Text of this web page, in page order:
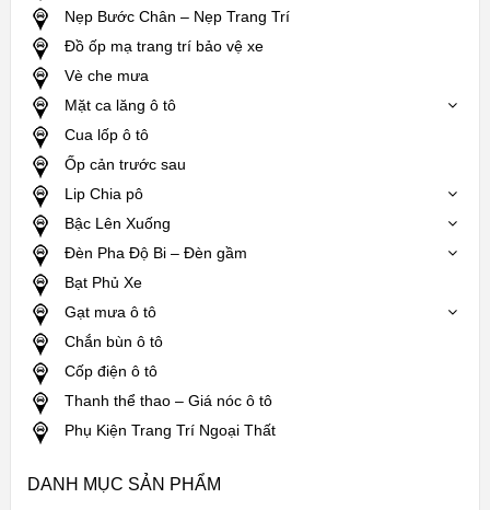
Nẹp Bước Chân – Nẹp Trang Trí
Đồ ốp mạ trang trí bảo vệ xe
Vè che mưa
Mặt ca lăng ô tô
Cua lốp ô tô
Ốp cản trước sau
Lip Chia pô
Bậc Lên Xuống
Đèn Pha Độ Bi – Đèn gầm
Bạt Phủ Xe
Gạt mưa ô tô
Chắn bùn ô tô
Cốp điện ô tô
Thanh thể thao – Giá nóc ô tô
Phụ Kiện Trang Trí Ngoại Thất
DANH MỤC SẢN PHẨM